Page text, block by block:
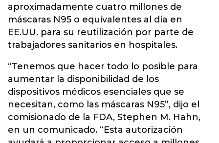
aproximadamente cuatro millones de
máscaras N95 o equivalentes al día en
EE.UU. para su reutilización por parte de
trabajadores sanitarios en hospitales.
“Tenemos que hacer todo lo posible para
aumentar la disponibilidad de los
dispositivos médicos esenciales que se
necesitan, como las máscaras N95”, dijo el
comisionado de la FDA, Stephen M. Hahn,
en un comunicado. “Esta autorización